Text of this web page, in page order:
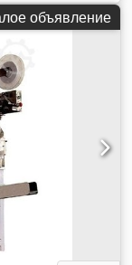
объема и
этикеткой.
этикетка
нити.
доступен
для
выдача
на холостом
макс. 6
мм; Ширина
мм;
объявление